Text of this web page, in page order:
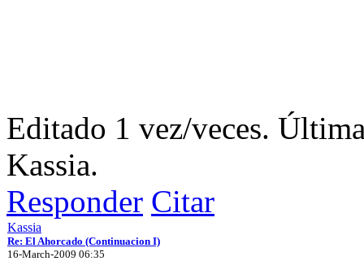
Editado 1 vez/veces.
Kassia.
Responder Citar
Kassia
Re: El Ahorcado (Continuacion I)
16-March-2009 06:35